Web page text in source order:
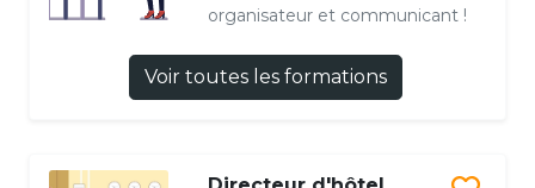
organisateur et communicant !
Voir toutes les formations